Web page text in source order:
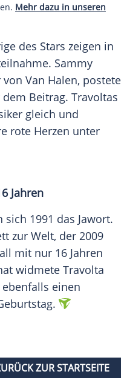
Mehr dazu in unseren
des Stars zeigen in
. Sammy
von Van Halen, postete
Beitrag. Travoltas
gleich und
rote Herzen unter
Jahren
sich 1991 das Jawort.
zur Welt, der 2009
mit nur 16 Jahren
widmete Travolta
einen
.
ZUR STARTSEITE